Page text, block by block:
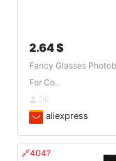
2.64 $
Fancy Glasses
For Co..
DE
aliexpress
🔗404?